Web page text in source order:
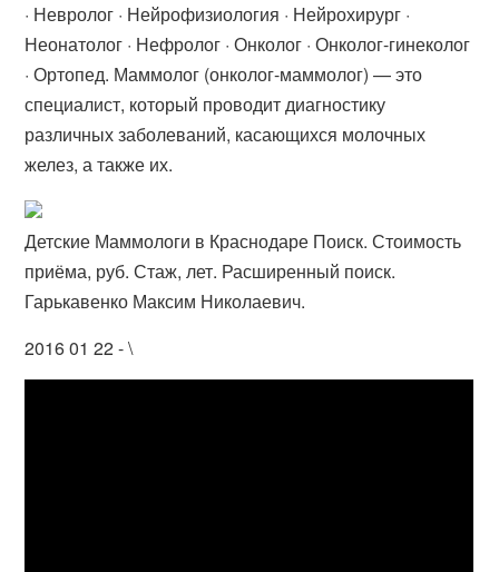
· Невролог · Нейрофизиология · Нейрохирург ·
Неонатолог · Нефролог · Онколог · Онколог-гинеколог
· Ортопед. Маммолог (онколог-маммолог) — это
специалист, который проводит диагностику
различных заболеваний, касающихся молочных
желез, а также их.
Детские Маммологи в Краснодаре Поиск. Стоимость
приёма, руб. Стаж, лет. Расширенный поиск.
Гарькавенко Максим Николаевич.
2016 01 22 - \